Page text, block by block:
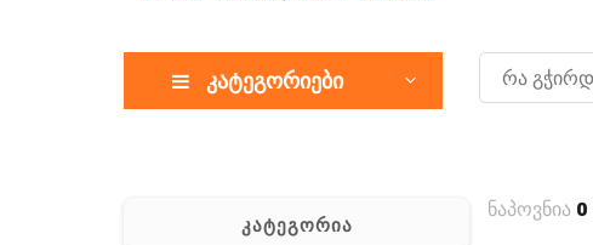
კატეგორიები
კატეგორია ნაპოვნია0